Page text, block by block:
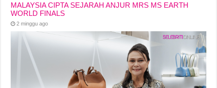
MALAYSIA CIPTA SEJARAH ANJUR MRS MS EARTH
WORLD FINALS
2 minggu ago